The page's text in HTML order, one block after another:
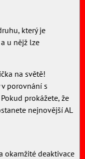
který je
u nějž lze
na světě!
porovnání s
prokážete, že
nejnovější AL
okamžité deaktivace